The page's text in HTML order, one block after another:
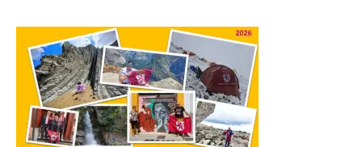
Cabrillanes analizará,
conforme a la legalidad, la
solicitud para la
celebración del Iberia
Eclipse Festival
6 Ago 2026